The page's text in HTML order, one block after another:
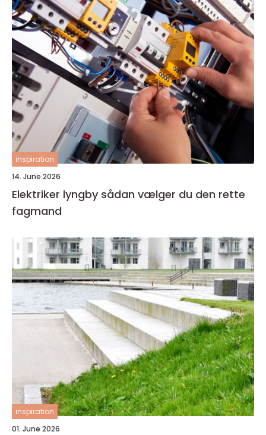
inspiration
14. June 2026
Elektriker lyngby sådan vælger du den rette
fagmand
inspiration
01. June 2026